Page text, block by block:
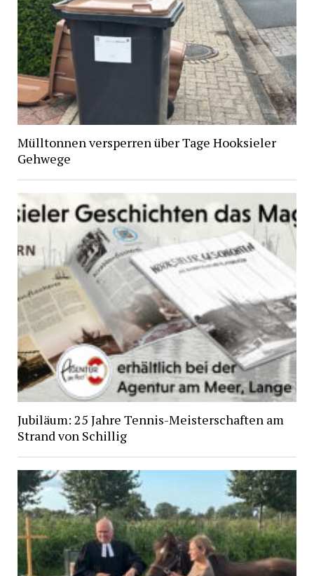
Mülltonnen versperren über Tage Hooksieler
Gehwege
Jubiläum: 25 Jahre Tennis-Meisterschaften am
Strand von Schillig